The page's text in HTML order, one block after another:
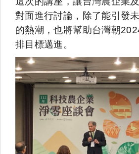
對面進行討論，除了能引發
的熱潮，也將幫助台灣朝
排目標邁進。